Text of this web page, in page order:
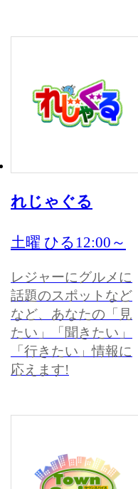
れじゃぐる
土曜 ひる12:00～
レジャーにグルメに
話題のスポットなど
など、あなたの「見
たい」「聞きたい」
「行きたい」情報に
応えます!